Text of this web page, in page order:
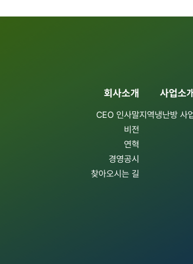
회사소개
CEO 인사말
비전
연혁
경영공시
찾아오시는 길
사업소개
지역냉난방 사